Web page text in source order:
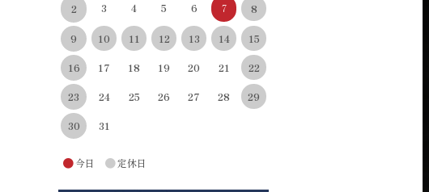
2 3 4 5 6 7 8
9 10 11 12 13 14 15
16 17 18 19 20 21 22
23 24 25 26 27 28 29
30 31
●今日 ●定休日